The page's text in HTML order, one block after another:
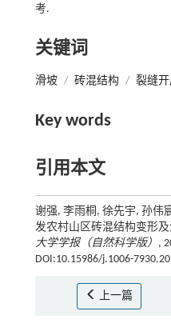
考.
关键词
滑坡 / 砖混结构 / 裂缝
Key words
引用本文
谢强, 李雨桐, 徐先宇, 孙伟
发农村山区砖混结构变形
大学学报（自然科学版） ,
DOI:10.15986/j.1006-
上一篇